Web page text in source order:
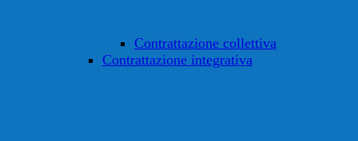
Contrattazione collettiva
Contrattazione integrativa